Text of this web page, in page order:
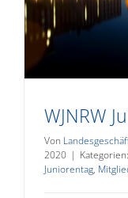
WJNRW
Von
2020 | Kategorien:
Juniorentag,